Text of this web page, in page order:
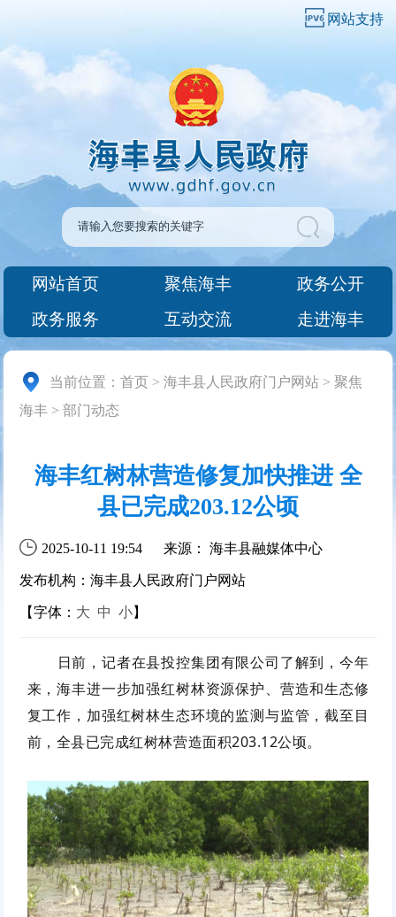
网站支持
网站首页 聚焦海丰
政务公开
政务服务
互动交流 走进海丰
当前位置：首页 >海丰县人民政府门户网站 >聚焦
海丰 >部门动态
海丰红树林营造修复加快推进 全
县已完成203.12公顷
2025-10-11 19:54 来源： 海丰县融媒体中心
发布机构：海丰县人民政府门户网站
【字体： 大 中 小】
日前，记者在县投控集团有限公司了解到，今年
来，海丰进一步加强红树林资源保护、营造和生态修
复工作，加强红树林生态环境的监测与监管，截至目
前，全县已完成红树林营造面积203.12公顷。